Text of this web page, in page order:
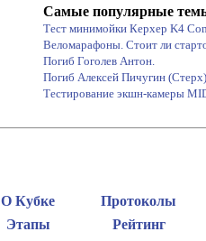
Самые популярные
Тест минимойки Керхер K4
Веломарафоны. Стоит ли
Погиб Гоголев Антон.
Погиб Алексей Пичугин (Стерх)
Тестирование экшн-камеры
О Кубке
Протоколы
Этапы Рейтинг